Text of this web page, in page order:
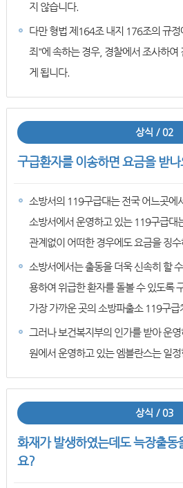
지 않습니다.
다만 형법 제164조 내지 176조의 규정
죄"에 속하는 경우, 경찰에서 조사하여
게 됩니다.
상식 / 02
구급환자를 이송하면 요금을 받나
소방서의 119구급대는 전국 어느곳에
소방서에서 운영하고 있는 119구급대
관계없이 어떠한 경우에도 요금을 징수
소방서에서는 출동을 더욱 신속히 할
용하여 위급한 환자를 돌볼 수 있도록
가장 가까운 곳의 소방파출소 119구급
그러나 보건복지부의 인가를 받아 운
원에서 운영하고 있는 엠블란스는 일
상식 / 03
화재가 발생하였는데도 늑장출동
요?